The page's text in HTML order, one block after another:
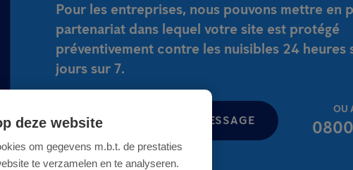
Pour les entreprises, nous pouvons mettre en
partenariat dans lequel votre site est protégé
préventivement contre les nuisibles 24 heures
jours sur 7.
ENVOYEZ-NOUS UN MESSAGE
OU
deze website
om gegevens m.b.t. de prestaties
te verzamelen en te analyseren.